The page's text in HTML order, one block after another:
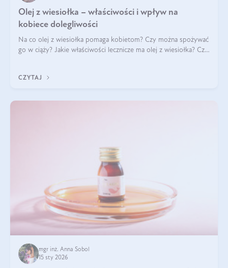
Olej z wiesiołka – właściwości i wpływ na
kobiece dolegliwości
Na co olej z wiesiołka pomaga kobietom? Czy można spożywać
go w ciąży? Jakie właściwości lecznicze ma olej z wiesiołka? Czy
CZYTAJ
mgr inż. Anna Sobol
15 sty 2026